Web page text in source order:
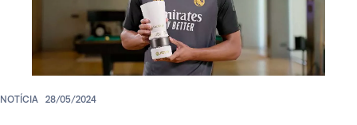
NOTÍCIA 28/05/2024